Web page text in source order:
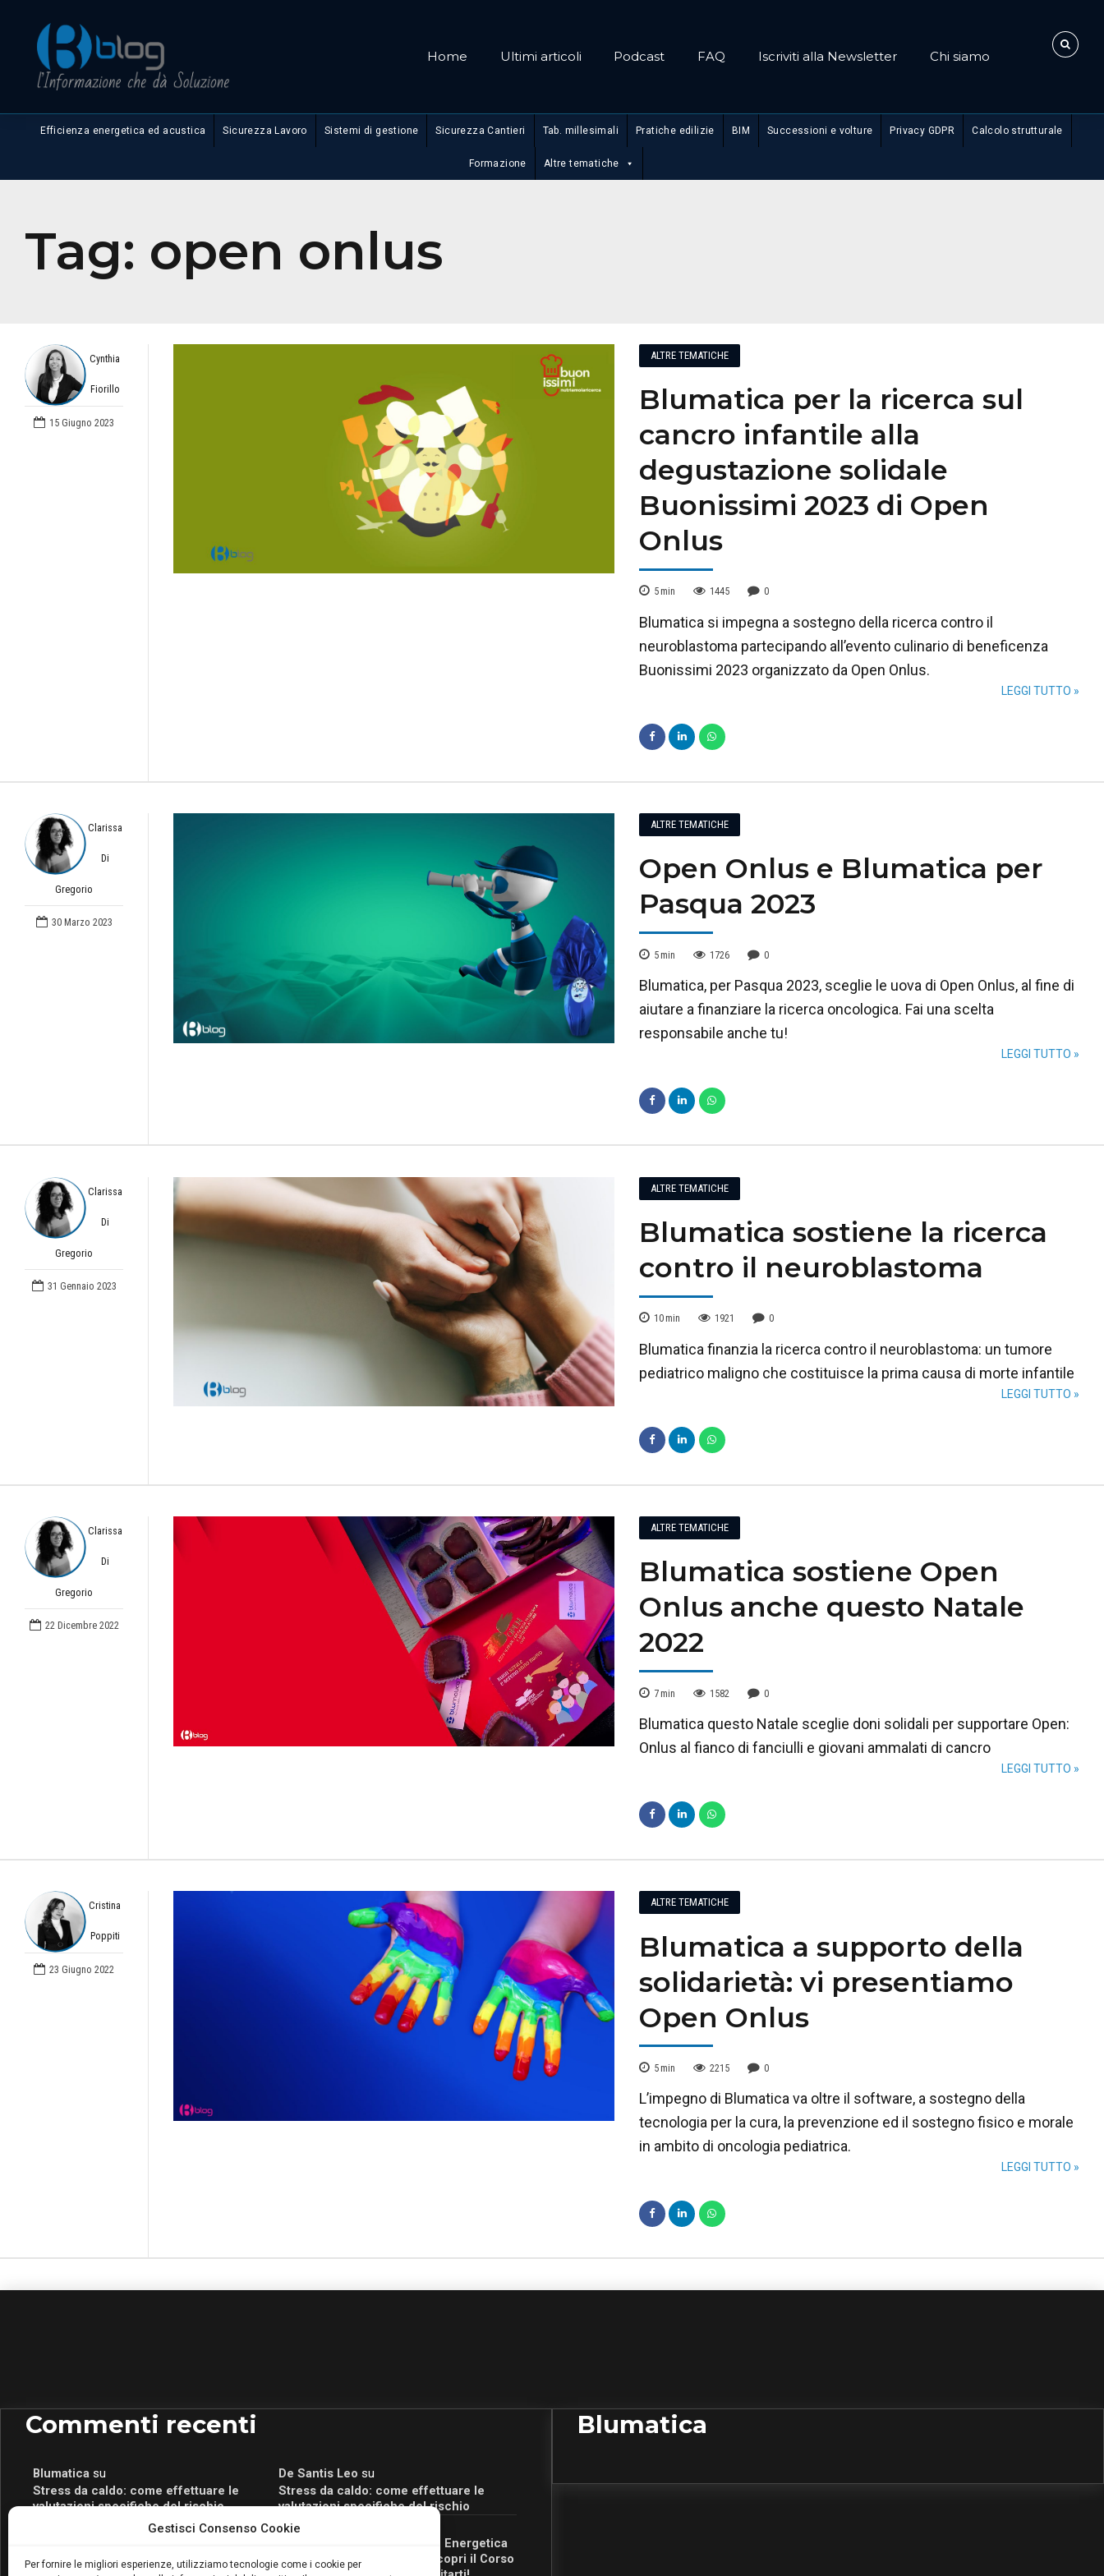
Gestisci Consenso Cookie
Per fornire le migliori esperienze, utilizziamo tecnologie come i cookie per
Home Ultimi articoli Podcast FAQ Iscriviti alla Newsletter Chi siamo
Efficienza energetica ed acustica Sicurezza Lavoro Sistemi di gestione Sicurezza Cantieri Tab. millesimali Pratiche edilizie BIM Successioni e volture Privacy GDPR Calcolo strutturale
Formazione Altre tematiche
Tag: open onlus
Cynthia
Fiorillo
15 Giugno 2023
ALTRE TEMATICHE
Blumatica per la ricerca sul
cancro infantile alla
degustazione solidale
Buonissimi 2023 di Open
Onlus
5 min 1445 0
Blumatica si impegna a sostegno della ricerca contro il
neuroblastoma partecipando all’evento culinario di beneficenza
Buonissimi 2023 organizzato da Open Onlus.
LEGGI TUTTO »
Clarissa
Di
Gregorio
30 Marzo 2023
ALTRE TEMATICHE
Open Onlus e Blumatica per
Pasqua 2023
5 min 1726 0
Blumatica, per Pasqua 2023, sceglie le uova di Open Onlus, al fine di
aiutare a finanziare la ricerca oncologica. Fai una scelta
responsabile anche tu!
LEGGI TUTTO »
Clarissa
Di
Gregorio
31 Gennaio 2023
ALTRE TEMATICHE
Blumatica sostiene la ricerca
contro il neuroblastoma
10 min 1921 0
Blumatica finanzia la ricerca contro il neuroblastoma: un tumore
pediatrico maligno che costituisce la prima causa di morte infantile
LEGGI TUTTO »
Clarissa
Di
Gregorio
22 Dicembre 2022
ALTRE TEMATICHE
Blumatica sostiene Open
Onlus anche questo Natale
2022
7 min 1582 0
Blumatica questo Natale sceglie doni solidali per supportare Open:
Onlus al fianco di fanciulli e giovani ammalati di cancro
LEGGI TUTTO »
Cristina
Poppiti
23 Giugno 2022
ALTRE TEMATICHE
Blumatica a supporto della
solidarietà: vi presentiamo
Open Onlus
5 min 2215 0
L’impegno di Blumatica va oltre il software, a sostegno della
tecnologia per la cura, la prevenzione ed il sostegno fisico e morale
in ambito di oncologia pediatrica.
LEGGI TUTTO »
Commenti recenti
Blumaticasu
Stress da caldo: come effettuare le
valutazioni specifiche del rischio
De Santis Leo su
Stress da caldo: come effettuare le
valutazioni specifiche del rischio
attivo anche in Campania: scopri il Corso
Romeo Myrtaj
Portale per la Certificazione Energetica
attivo anche in Campania: scopri il Corso
Blumatica